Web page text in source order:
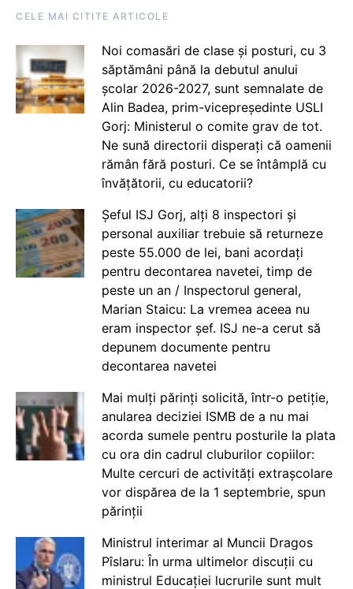
CELE MAI CITITE ARTICOLE
Noi comasări de clase și posturi, cu 3
săptămâni până la debutul anului
școlar 2026-2027, sunt semnalate de
Alin Badea, prim-vicepreședinte USLI
Gorj: Ministerul o comite grav de tot.
Ne sună directorii disperați că oamenii
rămân fără posturi. Ce se întâmplă cu
învățătorii, cu educatorii?
Șeful ISJ Gorj, alți 8 inspectori și
personal auxiliar trebuie să returneze
peste 55.000 de lei, bani acordați
pentru decontarea navetei, timp de
peste un an / Inspectorul general,
Marian Staicu: La vremea aceea nu
eram inspector șef. ISJ ne-a cerut să
depunem documente pentru
decontarea navetei
Mai mulți părinți solicită, într-o petiție,
anularea deciziei ISMB de a nu mai
acorda sumele pentru posturile la plata
cu ora din cadrul cluburilor copiilor:
Multe cercuri de activități extrașcolare
vor dispărea de la 1 septembrie, spun
părinții
Ministrul interimar al Muncii Dragos
Pîslaru: În urma ultimelor discuții cu
ministrul Educației lucrurile sunt mult